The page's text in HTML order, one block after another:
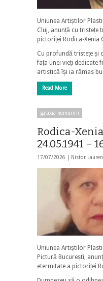
Uniunea Artiștilor
Cluj, anunță cu tristețe
pictoriței Rodica-Xenia
Cu profundă tristețe și
fața unei vieți dedicate
artistică își ia rămas
Read More
galaxia nemuririi
Rodica-
24.05.1941 –
17/07/2026 | Nistor
Uniunea Artiștilor
Pictură București,
etermitate a pictoriței